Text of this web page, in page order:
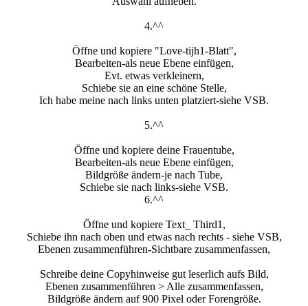
4.^^
Öffne und kopiere "Love-tijh1-Blatt",
Bearbeiten-als neue Ebene einfügen,
Evt. etwas verkleinern,
Schiebe sie an eine schöne Stelle,
Ich habe meine nach links unten platziert-siehe VSB.
5.^^
Öffne und kopiere deine Frauentube,
Bearbeiten-als neue Ebene einfügen,
Bildgröße ändern-je nach Tube,
Schiebe sie nach links-siehe VSB.
6.^^
Öffne und kopiere Text_ Third1,
Schiebe ihn nach oben und etwas nach rechts - siehe VSB,
Ebenen zusammenführen-Sichtbare zusammenfassen,
Schreibe deine Copyhinweise gut leserlich aufs Bild,
Ebenen zusammenführen > Alle zusammenfassen,
Bildgröße ändern auf 900 Pixel oder Forengröße.